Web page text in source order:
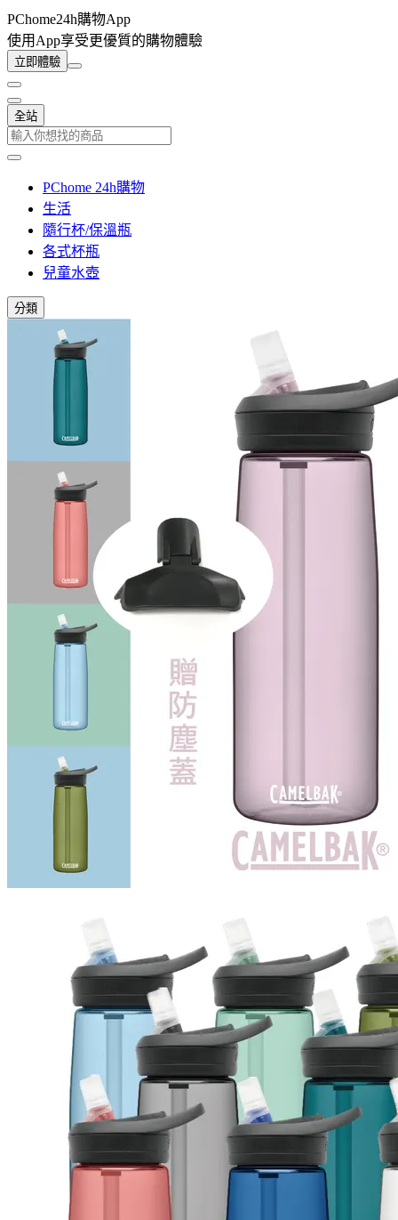
PChome24h購物App
使用App享受更優質的購物體驗
立即體驗
全站
PChome 24h購物
生活
隨行杯/保溫瓶
各式杯瓶
兒童水壺
分類